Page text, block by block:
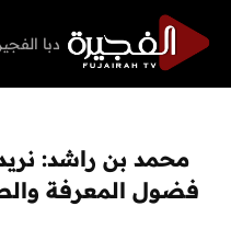
دبا
أم القيوين
راس
محمد بن راشد:
فضول المعرفة